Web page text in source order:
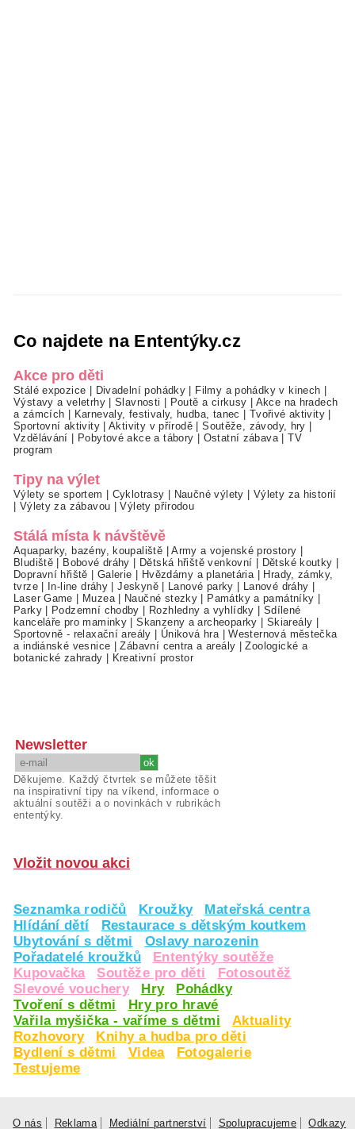
Co najdete na Ententýky.cz
Akce pro děti
Stálé expozice Divadelní pohádky Filmy a pohádky v kinech
Výstavy a veletrhy|Slavnosti Poutě a cirkusy
Akce na hradech
a zámcích
Karnevaly, festivaly, hudba, tanec Tvořivé aktivity
Sportovní aktivity|Aktivity v přírodě |Soutěže, závody, hry
Vzdělávání
Pobytové akce a tábory Ostatní zábava|TV
program
Tipy na výlet
Výlety se sportem Cyklotrasy Naučné výlety
Výlety za historií
Výlety za zábavou |Výlety přírodou
Stálá místa k návštěvě
Aquaparky, bazény, koupaliště |Army a vojenské prostory
Bludiště
Bobové dráhy Dětská hřiště venkovní Dětské koutky
Dopravní hřiště
Galerie Hvězdárny a planetária|
Hrady, zámky,
tvrze| In-line dráhy |Jeskyně| Lanové parky Lanové dráhy
Laser Game
Muzea| Naučné stezky Památky a památníky
Parky| Podzemní chodby Rozhledny a vyhlídky
Sdílené
kanceláře pro maminky |Skanzeny a archeoparky Skiareály
Sportovně - relaxační areály
Úniková hra|Westernová městečka
a indiánské vesnice |Zábavní centra a areály |Zoologické a
botanické zahrady
Kreativní prostor
Newsletter
Děkujeme. Každý čtvrtek se můžete těšit
na inspirativní tipy na víkend, informace o
aktuální soutěži a o novinkách v rubrikách
ententýky.
Vložit novou akci
Seznamka rodičů Kroužky
Mateřská centra
Hlídání dětí
Restaurace s dětským koutkem
Ubytování s dětmi
Oslavy narozenin
Pořadatelé kroužků
Ententýky soutěže
Kupovačka
Soutěže pro děti
Fotosoutěž
Slevové vouchery
Hry
Pohádky
Tvoření s dětmi
Hry pro hravé
Vařila myšička - vaříme s dětmi
Aktuality
Rozhovory
Knihy a hudba pro děti
Bydlení s dětmi
Videa
Fotogalerie
Testujeme
O nás Reklama Mediální partnerství Spolupracujeme
Odkazy